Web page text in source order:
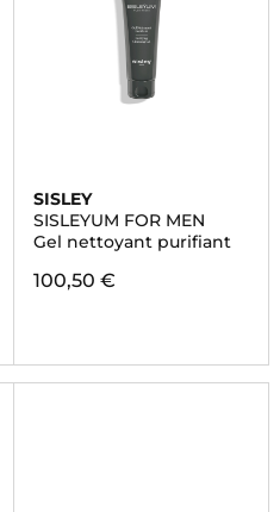
SISLEY
SISLEYUM FOR MEN
Gel nettoyant purifiant
100,50 €